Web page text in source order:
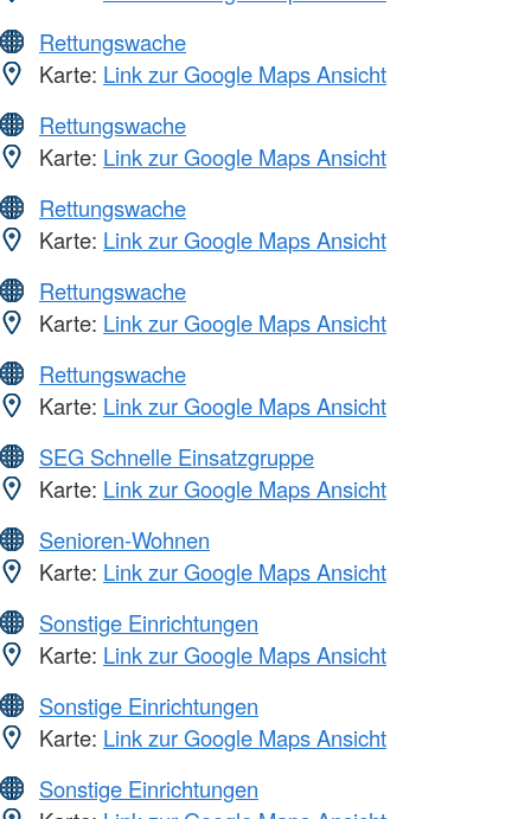
Rettungswache
Karte: Link zur Google Maps Ansicht
Rettungswache
Karte: Link zur Google Maps Ansicht
Rettungswache
Karte: Link zur Google Maps Ansicht
Rettungswache
Karte: Link zur Google Maps Ansicht
Rettungswache
Karte: Link zur Google Maps Ansicht
SEG Schnelle Einsatzgruppe
Karte: Link zur Google Maps Ansicht
Senioren-Wohnen
Karte: Link zur Google Maps Ansicht
Sonstige Einrichtungen
Karte: Link zur Google Maps Ansicht
Sonstige Einrichtungen
Karte: Link zur Google Maps Ansicht
Sonstige Einrichtungen